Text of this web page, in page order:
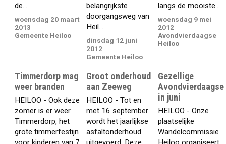
de...
woensdag 20 maart
2013
Gemeente Heiloo
belangrijkste
doorgangsweg van
Heil...
dinsdag 12 juni
2012
Gemeente Heiloo
langs de mooiste...
woensdag 9 mei
2012
Avondvierdaagse
Heiloo
Timmerdorp mag
weer branden
HEILOO - Ook deze
zomer is er weer
Timmerdorp, het
grote timmerfestijn
Groot onderhoud
aan Zeeweg
HEILOO - Tot en
met 16 september
wordt het jaarlijkse
asfaltonderhoud
Gezellige
Avondvierdaagse
in juni
HEILOO - Onze
plaatselijke
Wandelcommissie